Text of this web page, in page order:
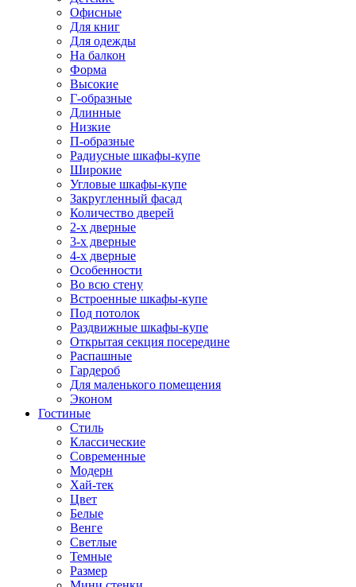
Офисные
Для книг
Для одежды
На балкон
Форма
Высокие
Г-образные
Длинные
Низкие
П-образные
Радиусные шкафы-купе
Широкие
Угловые шкафы-купе
Закругленный фасад
Количество дверей
2-х дверные
3-х дверные
4-х дверные
Особенности
Во всю стену
Встроенные шкафы-купе
Под потолок
Раздвижные шкафы-купе
Открытая секция посередине
Распашные
Гардероб
Для маленького помещения
Эконом
Гостиные
Стиль
Классические
Современные
Модерн
Хай-тек
Цвет
Белые
Венге
Светлые
Темные
Размер